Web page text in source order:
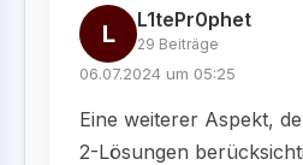
L L1tePr0phet
29 Beiträge
06.07.2024 um 05:25
Eine weiterer Aspekt,
2-Lösungen